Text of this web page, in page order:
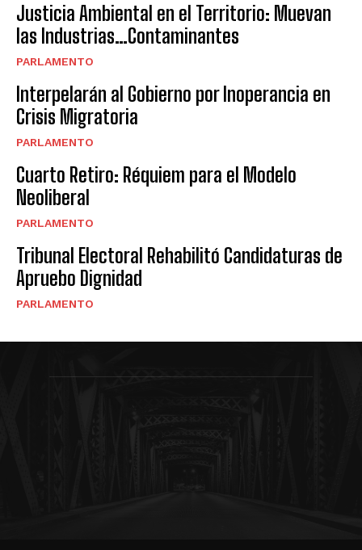
Justicia Ambiental en el Territorio: Muevan
las Industrias…Contaminantes
PARLAMENTO
Interpelarán al Gobierno por Inoperancia en
Crisis Migratoria
PARLAMENTO
Cuarto Retiro: Réquiem para el Modelo
Neoliberal
PARLAMENTO
Tribunal Electoral Rehabilitó Candidaturas de
Apruebo Dignidad
PARLAMENTO